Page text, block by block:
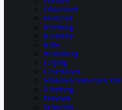
Düsseldorf
Frankfurt
Hamburg
Karlsruhe
Köln
Heidelberg
Leipzig
Leverkusen
München entdecken:
Nürnberg
Potsdam
Schwerin